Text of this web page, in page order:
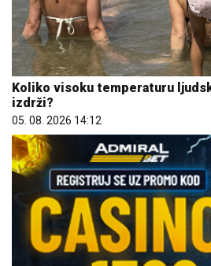
Koliko visoku temperaturu
izdrži?
05. 08. 2026 14:12